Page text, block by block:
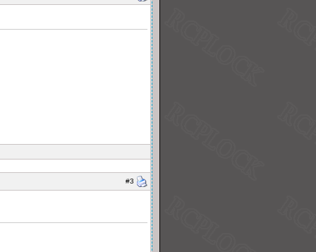
#3